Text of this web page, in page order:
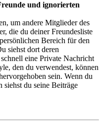
und ignorierten
um andere Mitglieder des
die du deiner Freundesliste
Bereich für den
siehst dort deren
eine Private Nachricht
den du verwendest, können
sein. Wenn du
siehst du seine Beiträge